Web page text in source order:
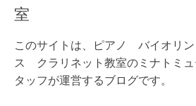
室
このサイトは、ピアノ バイオリ
ス クラリネット教室のミナトミュ
タッフが運営するブログです。